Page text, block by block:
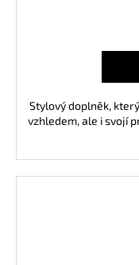
Stylový doplněk,
vzhledem, ale i svojí